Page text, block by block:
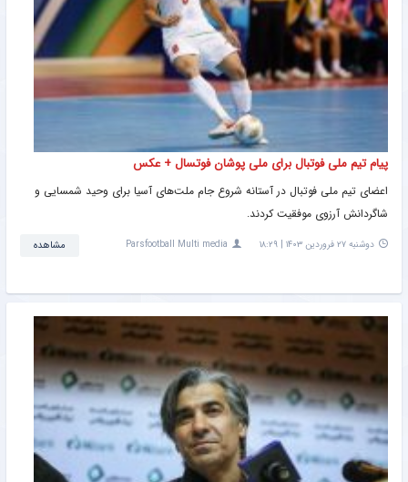
پیام تیم ملی فوتبال برای ملی پوشان فوتسال + عکس
اعضای تیم ملی فوتبال در آستانه شروع جام ملت‌های آسیا برای وحید شمسایی و
شاگردانش آرزوی موفقیت کردند.
دوشنبه ۲۷ فروردین ۱۴۰۳ | ۱۸:۲۹ Parsfootball Multi media مشاهده